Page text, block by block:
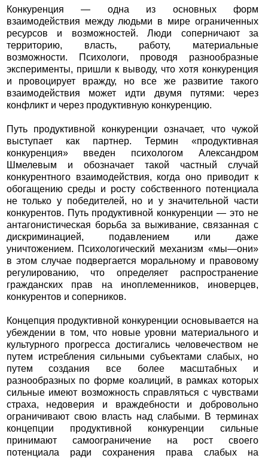
Конкуренция — одна из основных форм
взаимодействия между людьми в мире ограниченных
ресурсов и возможностей. Люди соперничают за
территорию, власть, работу, материальные
возможности. Психологи, проводя разнообразные
эксперименты, пришли к выводу, что хотя конкуренция
и провоцирует вражду, но все же развитие такого
взаимодействия может идти двумя путями: через
конфликт и через продуктивную конкуренцию.
Путь продуктивной конкуренции означает, что чужой
выступает как партнер. Термин «продуктивная
конкуренция» введен психологом Александром
Шмелевым и обозначает такой частный случай
конкурентного взаимодействия, когда оно приводит к
обогащению среды и росту собственного потенциала
не только у победителей, но и у значительной части
конкурентов. Путь продуктивной конкуренции — это не
антагонистическая борьба за выживание, связанная с
дискриминацией, подавлением или даже
уничтожением. Психологический механизм «мы—они»
в этом случае подвергается моральному и правовому
регулированию, что определяет распространение
гражданских прав на иноплеменников, иноверцев,
конкурентов и соперников.
Концепция продуктивной конкуренции основывается на
убеждении в том, что новые уровни материального и
культурного прогресса достигались человечеством не
путем истребления сильными субъектами слабых, но
путем создания все более масштабных и
разнообразных по форме коалиций, в рамках которых
сильные имеют возможность справляться с чувствами
страха, недоверия и враждебности и добровольно
ограничивают свою власть над слабыми. В терминах
концепции продуктивной конкуренции сильные
принимают самоограничение на рост своего
потенциала ради сохранения права слабых на